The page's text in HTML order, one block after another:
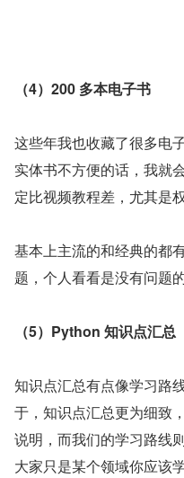
（4）200 多本电子书
这些年我也收藏了很多电
实体书不方便的话，我就
定比视频教程差，尤其是
基本上主流的和经典的都
题，个人看看是没有问题的
（5）Python 知识点汇总
知识点汇总有点像学习路
于，知识点汇总更为细致
说明，而我们的学习路线
大家只是某个领域你应该